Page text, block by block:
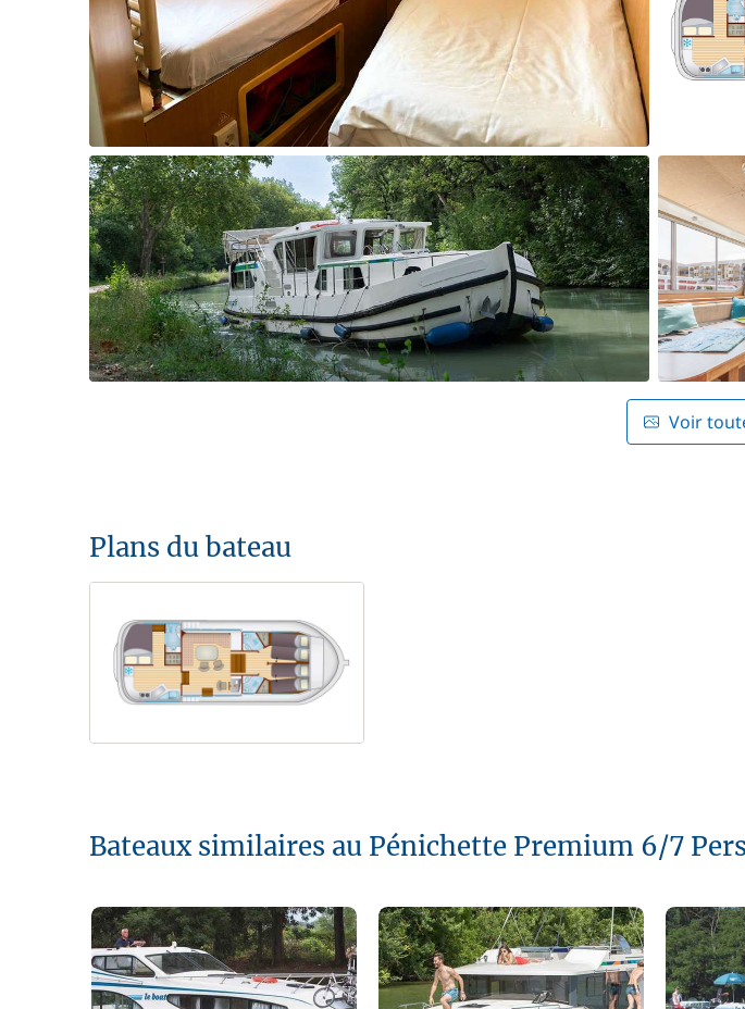
Voir
Plans du bateau
Bateaux similaires au Pénichette Premium 6/7 Pers